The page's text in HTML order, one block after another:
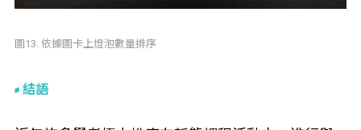
圖13. 依據圖卡上燈泡數量排序
結語